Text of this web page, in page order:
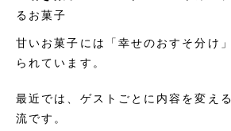
るお菓子
甘いお菓子には「幸せのおすそ分け
られています。
最近では、ゲストごとに内容を変える
流です。